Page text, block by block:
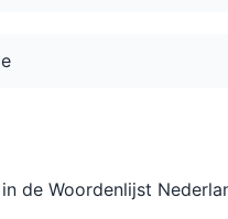
de Woordenlijst